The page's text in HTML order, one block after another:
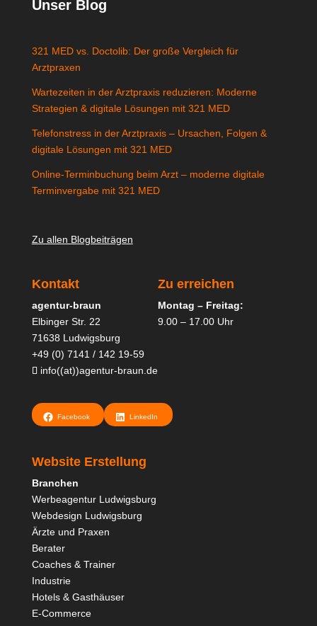
Unser Blog
321 MED vs. Doctolib: Der große Vergleich für
Arztpraxen
Wartezeiten in der Arztpraxis reduzieren: Moderne
Strategien & digitale Lösungen mit 321 MED
Telefonstress in der Arztpraxis – Ursachen, Folgen &
digitale Lösungen mit 321 MED
Online-Terminbuchung beim Arzt – moderne digitale
Terminvergabe mit 321 MED
Zu allen Blogbeiträgen
Kontakt
agentur-braun
Elbinger Str. 22
71638 Ludwigsburg
+49 (0) 7141 / 142 19-59
info((at))agentur-braun.de
Zu erreichen
Montag – Freitag:
9.00 – 17.00 Uhr
Facebook LinkedIn
Website Erstellung
Branchen
Werbeagentur Ludwigsburg
Webdesign Ludwigsburg
Ärzte und Praxen
Berater
Coaches & Trainer
Industrie
Hotels & Gasthäuser
E-Commerce